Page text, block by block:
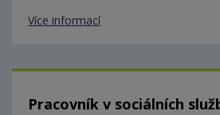
Více informací
Pracovník v sociálních